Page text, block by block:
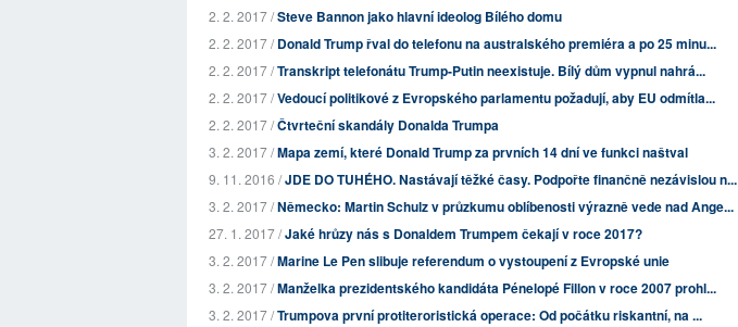
2. 2. 2017 /Steve Bannon jako hlavní ideolog Bílého domu
2. 2. 2017 /Donald Trump řval do telefonu na australského premiéra a po 25 minu...
2. 2. 2017 /Transkript telefonátu Trump-Putin neexistuje. Bílý dům vypnul nahrá...
2. 2. 2017 /Vedoucí politikové z Evropského parlamentu požadují, aby EU odmítla...
2. 2. 2017 /Čtvrteční skandály Donalda Trumpa
3. 2. 2017 /Mapa zemí, které Donald Trump za prvních 14 dní ve funkci naštval
9. 11. 2016 /JDE DO TUHÉHO. Nastávají těžké časy. Podpořte finančně nezávislou n...
3. 2. 2017 /Německo: Martin Schulz v průzkumu oblíbenosti výrazně vede nad Ange...
27. 1. 2017 /Jaké hrůzy nás s Donaldem Trumpem čekají v roce 2017?
3. 2. 2017 /Marine Le Pen slibuje referendum o vystoupení z Evropské unie
3. 2. 2017 /Manželka prezidentského kandidáta Pénelopé Fillon v roce 2007 prohl...
3. 2. 2017 /Trumpova první protiteroristická operace: Od počátku riskantní, na ...